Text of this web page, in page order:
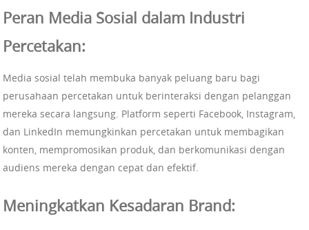
Peran Media Sosial dalam Industri
Percetakan:
Media sosial telah membuka banyak peluang baru bagi
perusahaan percetakan untuk berinteraksi dengan pelanggan
mereka secara langsung. Platform seperti Facebook, Instagram,
dan LinkedIn memungkinkan percetakan untuk membagikan
konten, mempromosikan produk, dan berkomunikasi dengan
audiens mereka dengan cepat dan efektif.
Meningkatkan Kesadaran Brand: